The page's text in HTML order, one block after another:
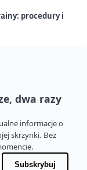
procedury i
dwa razy
informacje o
skrzynki. Bez
Subskrybuj